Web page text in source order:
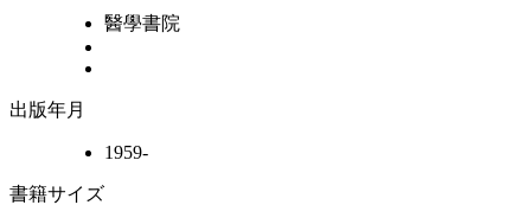
醫學書院
出版年月
1959-
書籍サイズ